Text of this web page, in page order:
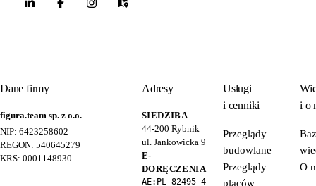
Dane firmy
figura.team sp. z o.o.
NIP: 6423258602
REGON: 540645279
KRS: 0001148930
Adresy
SIEDZIBA
44-200 Rybnik
ul. Jankowicka 9
E-
DORĘCZENIA
AE:PL-82495-4
Usługi
i cenniki
Przeglądy
budowlane
Przeglądy
placów
i o
O